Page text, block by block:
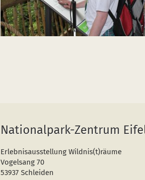
Nationalpark-Zentrum
Erlebnisausstellung Wildnis(t)räume
Vogelsang 70
53937 Schleiden